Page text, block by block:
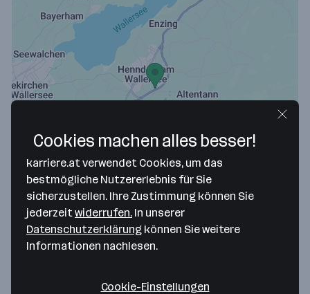
Leimer Entsorgung
Altentannstraße 30
5302 Henndorf— Route berechnen
Webseite
Cookies machen alles besser!
karriere.at verwendet Cookies, um das
bestmögliche Nutzererlebnis für Sie
sicherzustellen. Ihre Zustimmung können Sie
jederzeit widerrufen. In unserer
Datenschutzerklärung können Sie weitere
Informationen nachlesen.
Cookie-Einstellungen